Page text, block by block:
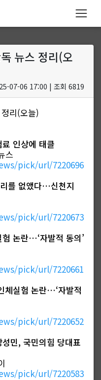
뉴스 정리(오
07-06 17:00 | 조회 6819
리(오늘)
인상에 태클
스
pick/url/7220696
를 없앴다…신천지
pick/url/7220673
논란…‘자발적 동의’
pick/url/7220661
체실험 논란…‘자발적
pick/url/7220652
민, 국민의힘 당대표
pick/url/7220583